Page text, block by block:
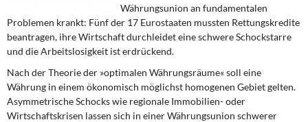
Weitere Themen
Memo-Gruppe
Institut Solidarische Moderne
Währungsunion an fundamentalen
Problemen krankt: Fünf der 17 Eurostaaten mussten Rettungskredite
beantragen, ihre Wirtschaft durchleidet eine schwere Schockstarre
und die Arbeitslosigkeit ist erdrückend.
Nach der Theorie der »optimalen Währungsräume« soll eine
Währung in einem ökonomisch möglichst homogenen Gebiet gelten.
Asymmetrische Schocks wie regionale Immobilien- oder
Wirtschaftskrisen lassen sich in einer Währungsunion schwerer